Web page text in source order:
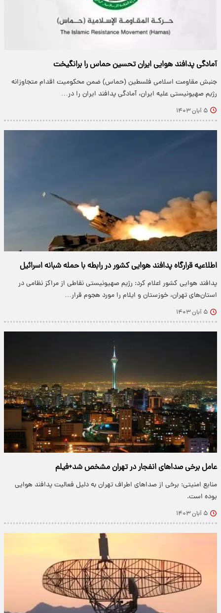
آمادگی پدافند هوایی ایران تحسین حماس را برانگیخت
جنبش مقاومت اسلامی فلسطین (حماس) ضمن محکومیت اقدام متجاوزانه
رژیم صهیونیستی علیه ایران، آمادگی پدافند ایران را در…
۵ آبان ۱۴۰۳
اطلاعیه قرارگاه پدافند هوایی کشور در رابطه با حمله شبانه اسرائیل
پدافند هوایی کشور اعلام کرد: رژیم صهیونیستی نقاطی از مراکز نظامی در
استان‌های تهران، خوزستان و ایلام را مورد هجوم قرار…
۵ آبان ۱۴۰۳
عامل برخی صداهای انفجار در تهران مشخص شد+فیلم
منابع امنیتی: برخی از صداهای اطراف تهران به دلیل فعالیت پدافند هوایی
بوده است.
۵ آبان ۱۴۰۳